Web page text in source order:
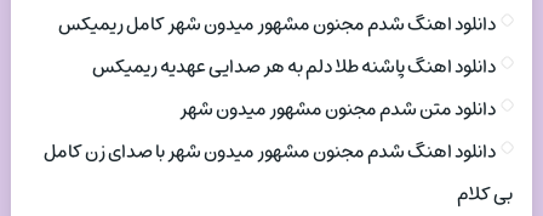
دانلود اهنگ شدم مجنون مشهور میدون شهر کامل ریمیکس
دانلود اهنگ پاشنه طلا دلم به هر صدایی عهدیه ریمیکس
دانلود متن شدم مجنون مشهور میدون شهر
دانلود اهنگ شدم مجنون مشهور میدون شهر با صدای زن کامل
بی کلام